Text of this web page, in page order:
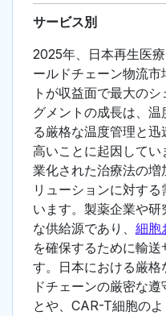
サービス別
2025年、日本再生医
ールドチェーン物流
トが収益面で最大の
グメントの成長は、
る厳格な温度管理と
高いことに起因して
業化された治療法の
リューションに対す
います。製薬企業や
な供給源であり、 細胞
を確保するために輸
す。日本における厳
ドチェーンの厳密な
とや、CAR-T細胞の